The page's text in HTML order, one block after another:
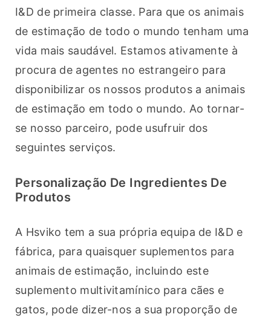
I&D de primeira classe. Para que os animais
de estimação de todo o mundo tenham uma
vida mais saudável. Estamos ativamente à
procura de agentes no estrangeiro para
disponibilizar os nossos produtos a animais
de estimação em todo o mundo. Ao tornar-
se nosso parceiro, pode usufruir dos
seguintes serviços.
Personalização De Ingredientes De
Produtos
A Hsviko tem a sua própria equipa de I&D e
fábrica, para quaisquer suplementos para
animais de estimação, incluindo este
suplemento multivitamínico para cães e
gatos, pode dizer-nos a sua proporção de